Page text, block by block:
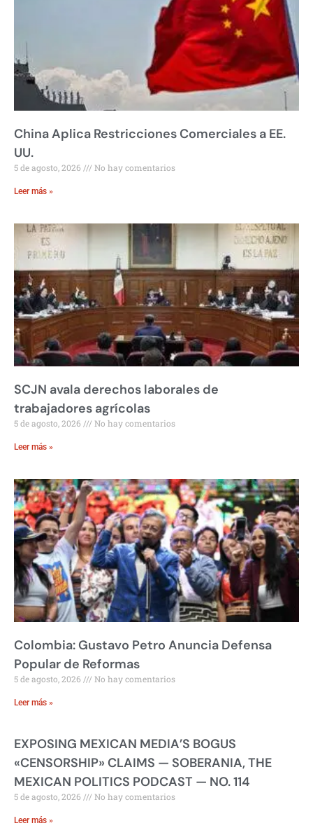
China Aplica Restricciones Comerciales a EE.
UU.
5 de agosto, 2026 No hay comentarios
Leer más »
SCJN avala derechos laborales de
trabajadores agrícolas
5 de agosto, 2026 No hay comentarios
Leer más »
Colombia: Gustavo Petro Anuncia Defensa
Popular de Reformas
5 de agosto, 2026 No hay comentarios
Leer más »
EXPOSING MEXICAN MEDIA’S BOGUS
«CENSORSHIP» CLAIMS — SOBERANIA, THE
MEXICAN POLITICS PODCAST — NO. 114
5 de agosto, 2026 No hay comentarios
Leer más »